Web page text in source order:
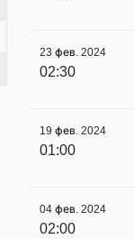
23 фев. 2024
02:30
19 фев. 2024
01:00
04 фев. 2024
02:00